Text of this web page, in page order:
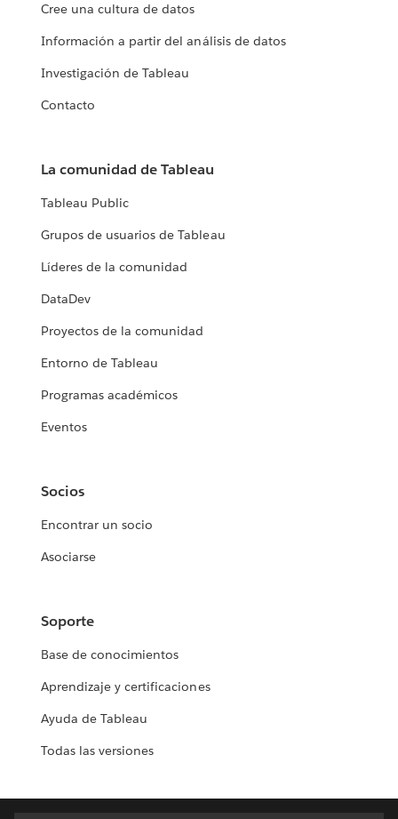
Cree una cultura de datos
Información a partir del análisis de datos
Investigación de Tableau
Contacto
La comunidad de Tableau
Tableau Public
Grupos de usuarios de Tableau
Líderes de la comunidad
DataDev
Proyectos de la comunidad
Entorno de Tableau
Programas académicos
Eventos
Socios
Encontrar un socio
Asociarse
Soporte
Base de conocimientos
Aprendizaje y certificaciones
Ayuda de Tableau
Todas las versiones